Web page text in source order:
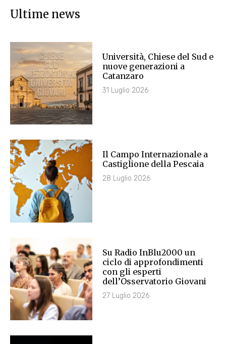
Ultime news
Università, Chiese del Sud e
nuove generazioni a
Catanzaro
31 Luglio 2026
Il Campo Internazionale a
Castiglione della Pescaia
28 Luglio 2026
Su Radio InBlu2000 un
ciclo di approfondimenti
con gli esperti
dell’Osservatorio Giovani
27 Luglio 2026